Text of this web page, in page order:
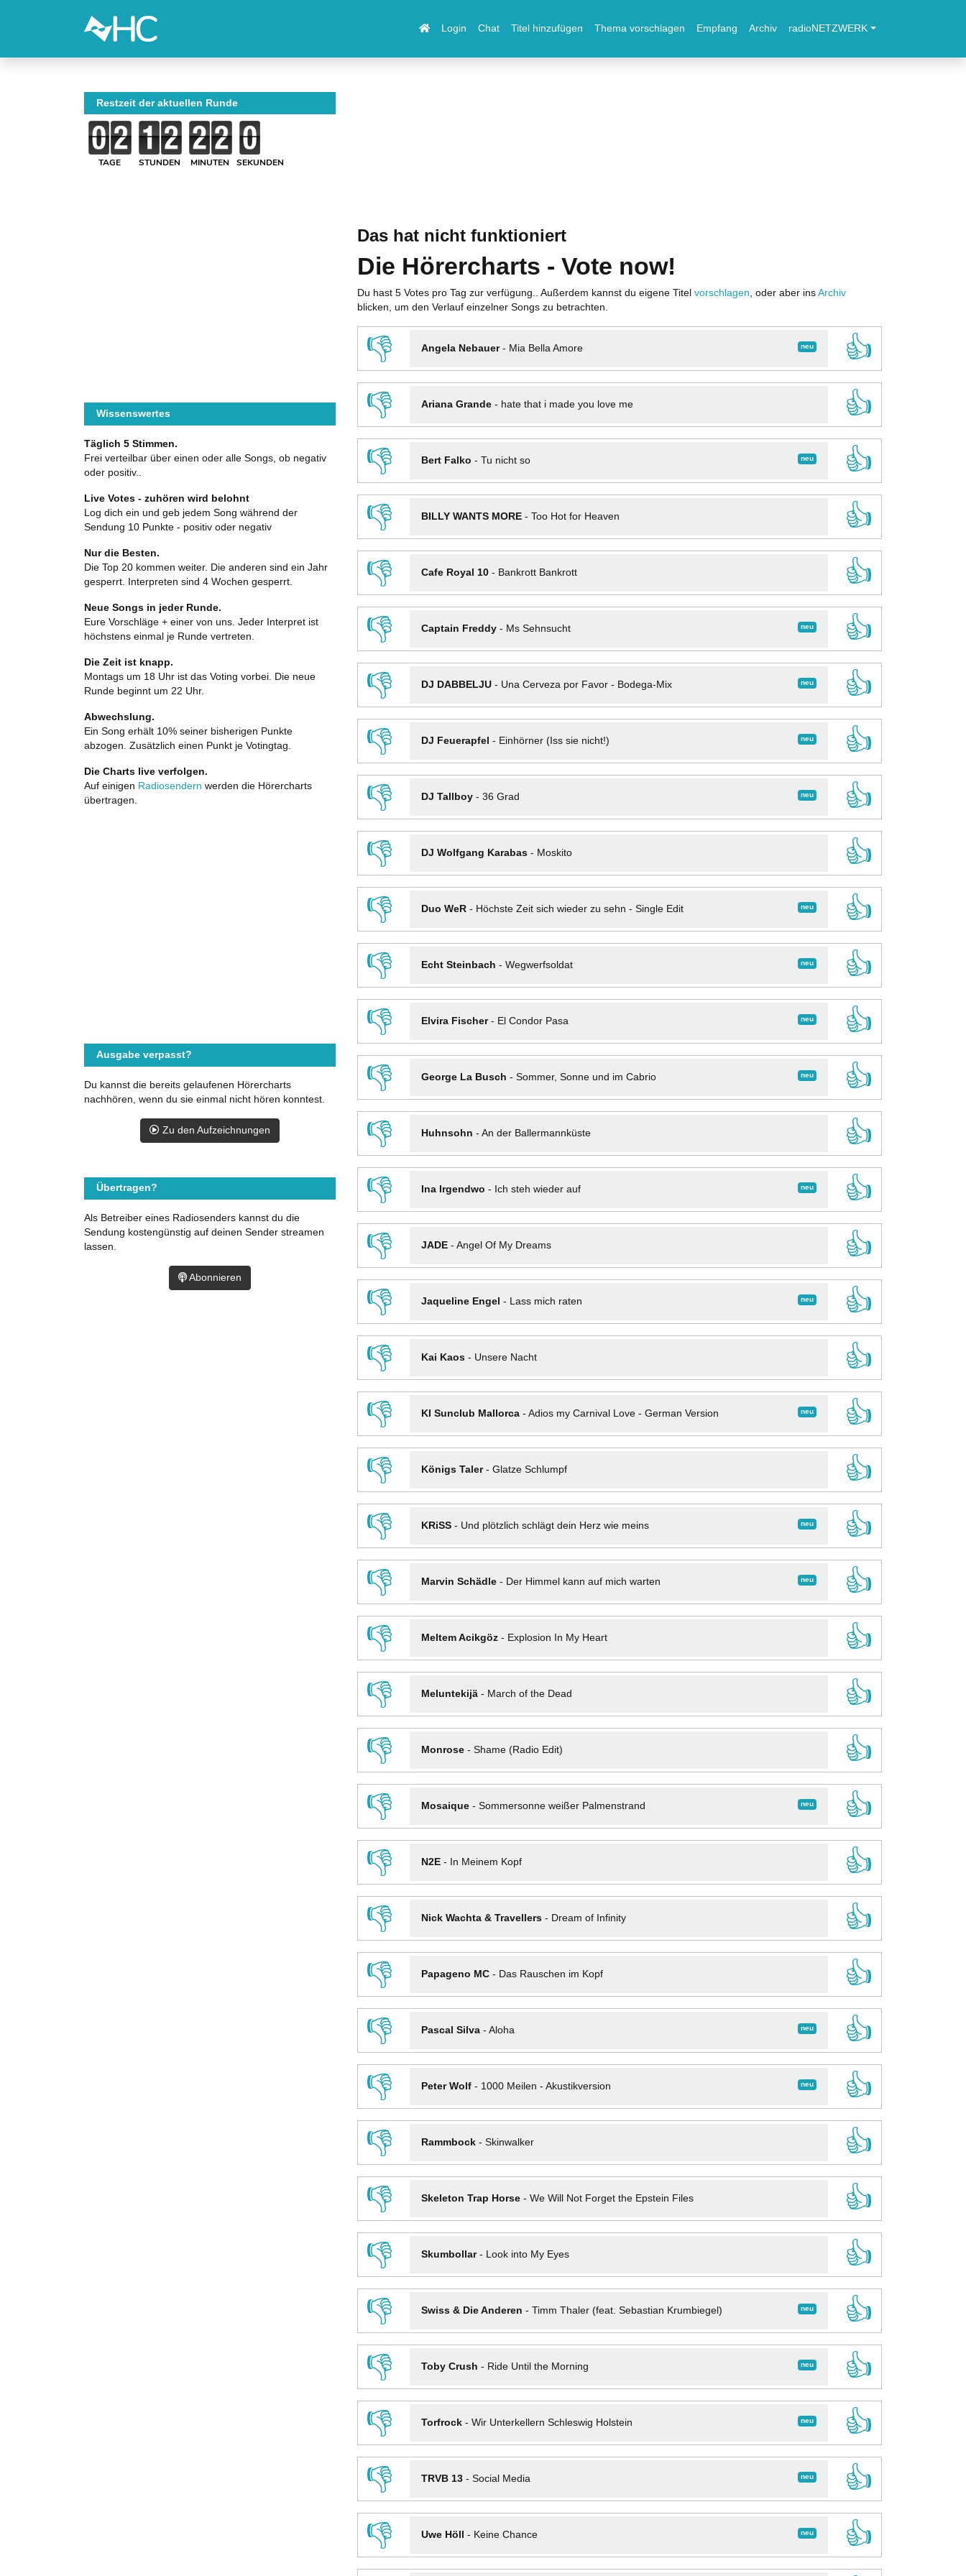
Login Chat Titel hinzufügen Thema vorschlagen Empfang Archiv radioNETZWERK
Das hat nicht funktioniert
Die Hörercharts - Vote now!
Du hast 5 Votes pro Tag zur verfügung.. Außerdem kannst du eigene Titel vorschlagen , oder aber ins Archiv
blicken, um den Verlauf einzelner Songs zu betrachten.
👎 neu
Angela Nebauer- Mia Bella Amore
👍
👎
Ariana Grande- hate that i made you love me
👍
👎
neu
Bert Falko - Tu nicht so
👍
👎
BILLY WANTS MORE- Too Hot for Heaven
👍
👎
Cafe Royal 10- Bankrott Bankrott
👍
👎
neu
Captain Freddy- Ms Sehnsucht
👍
👎
neu
DJ DABBELJU- Una Cerveza por Favor - Bodega-Mix
👍
👎
neu
DJ Feuerapfel - Einhörner (Iss sie nicht!)
👍
👎
neu
DJ Tallboy- 36 Grad
👍
👎
DJ Wolfgang Karabas- Moskito
👍
👎
neu
Duo WeR- Höchste Zeit sich wieder zu sehn - Single Edit
👍
👎
neu
Echt Steinbach - Wegwerfsoldat
👍
👎
neu
Elvira Fischer- El Condor Pasa
👍
👎
neu
George La Busch - Sommer, Sonne und im Cabrio
👍
👎
Huhnsohn - An der Ballermannküste
👍
👎
neu
Ina Irgendwo - Ich steh wieder auf
👍
👎
JADE- Angel Of My Dreams
👍
👎
neu
Jaqueline Engel - Lass mich raten
👍
👎
Kai Kaos- Unsere Nacht
👍
👎
neu
KI Sunclub Mallorca- Adios my Carnival Love - German Version
👍
👎
Königs Taler- Glatze Schlumpf
👍
👎
neu
KRiSS- Und plötzlich schlägt dein Herz wie meins
👍
👎
neu
Marvin Schädle- Der Himmel kann auf mich warten
👍
👎
Meltem Acikgöz- Explosion In My Heart
👍
👎
Meluntekijä- March of the Dead
👍
👎
Monrose- Shame (Radio Edit)
👍
👎
neu
Mosaique- Sommersonne weißer Palmenstrand
👍
👎
N2E- In Meinem Kopf
👍
👎
Nick Wachta & Travellers- Dream of Infinity
👍
👎
Papageno MC- Das Rauschen im Kopf
👍
👎
neu
Pascal Silva- Aloha
👍
👎
neu
Peter Wolf- 1000 Meilen - Akustikversion
👍
👎
Rammbock- Skinwalker
👍
👎
Skeleton Trap Horse- We Will Not Forget the Epstein Files
👍
👎
Skumbollar- Look into My Eyes
👍
👎
neu
Swiss & Die Anderen - Timm Thaler (feat. Sebastian Krumbiegel)
👍
👎
neu
Toby Crush - Ride Until the Morning
👍
👎
neu
Torfrock- Wir Unterkellern Schleswig Holstein
👍
👎
neu
TRVB 13- Social Media
👍
👎
neu
Uwe Höll - Keine Chance
👍
Restzeit der aktuellen Runde
TAGE STUNDEN MINUTEN SEKUNDEN
Wissenswertes
Täglich 5 Stimmen.
Frei verteilbar über einen oder alle Songs, ob negativ
oder positiv..
Live Votes - zuhören wird belohnt
Log dich ein und geb jedem Song während der
Sendung 10 Punkte - positiv oder negativ
Nur die Besten.
Die Top 20 kommen weiter. Die anderen sind ein Jahr
gesperrt. Interpreten sind 4 Wochen gesperrt.
Neue Songs in jeder Runde.
Eure Vorschläge + einer von uns. Jeder Interpret ist
höchstens einmal je Runde vertreten.
Die Zeit ist knapp.
Montags um 18 Uhr ist das Voting vorbei. Die neue
Runde beginnt um 22 Uhr.
Abwechslung.
Ein Song erhält 10% seiner bisherigen Punkte
abzogen. Zusätzlich einen Punkt je Votingtag.
Die Charts live verfolgen.
Auf einigen Radiosendern werden die Hörercharts
übertragen.
Ausgabe verpasst?
Du kannst die bereits gelaufenen Hörercharts
nachhören, wenn du sie einmal nicht hören konntest.
Zu den Aufzeichnungen
Übertragen?
Als Betreiber eines Radiosenders kannst du die
Sendung kostengünstig auf deinen Sender streamen
lassen.
Abonnieren